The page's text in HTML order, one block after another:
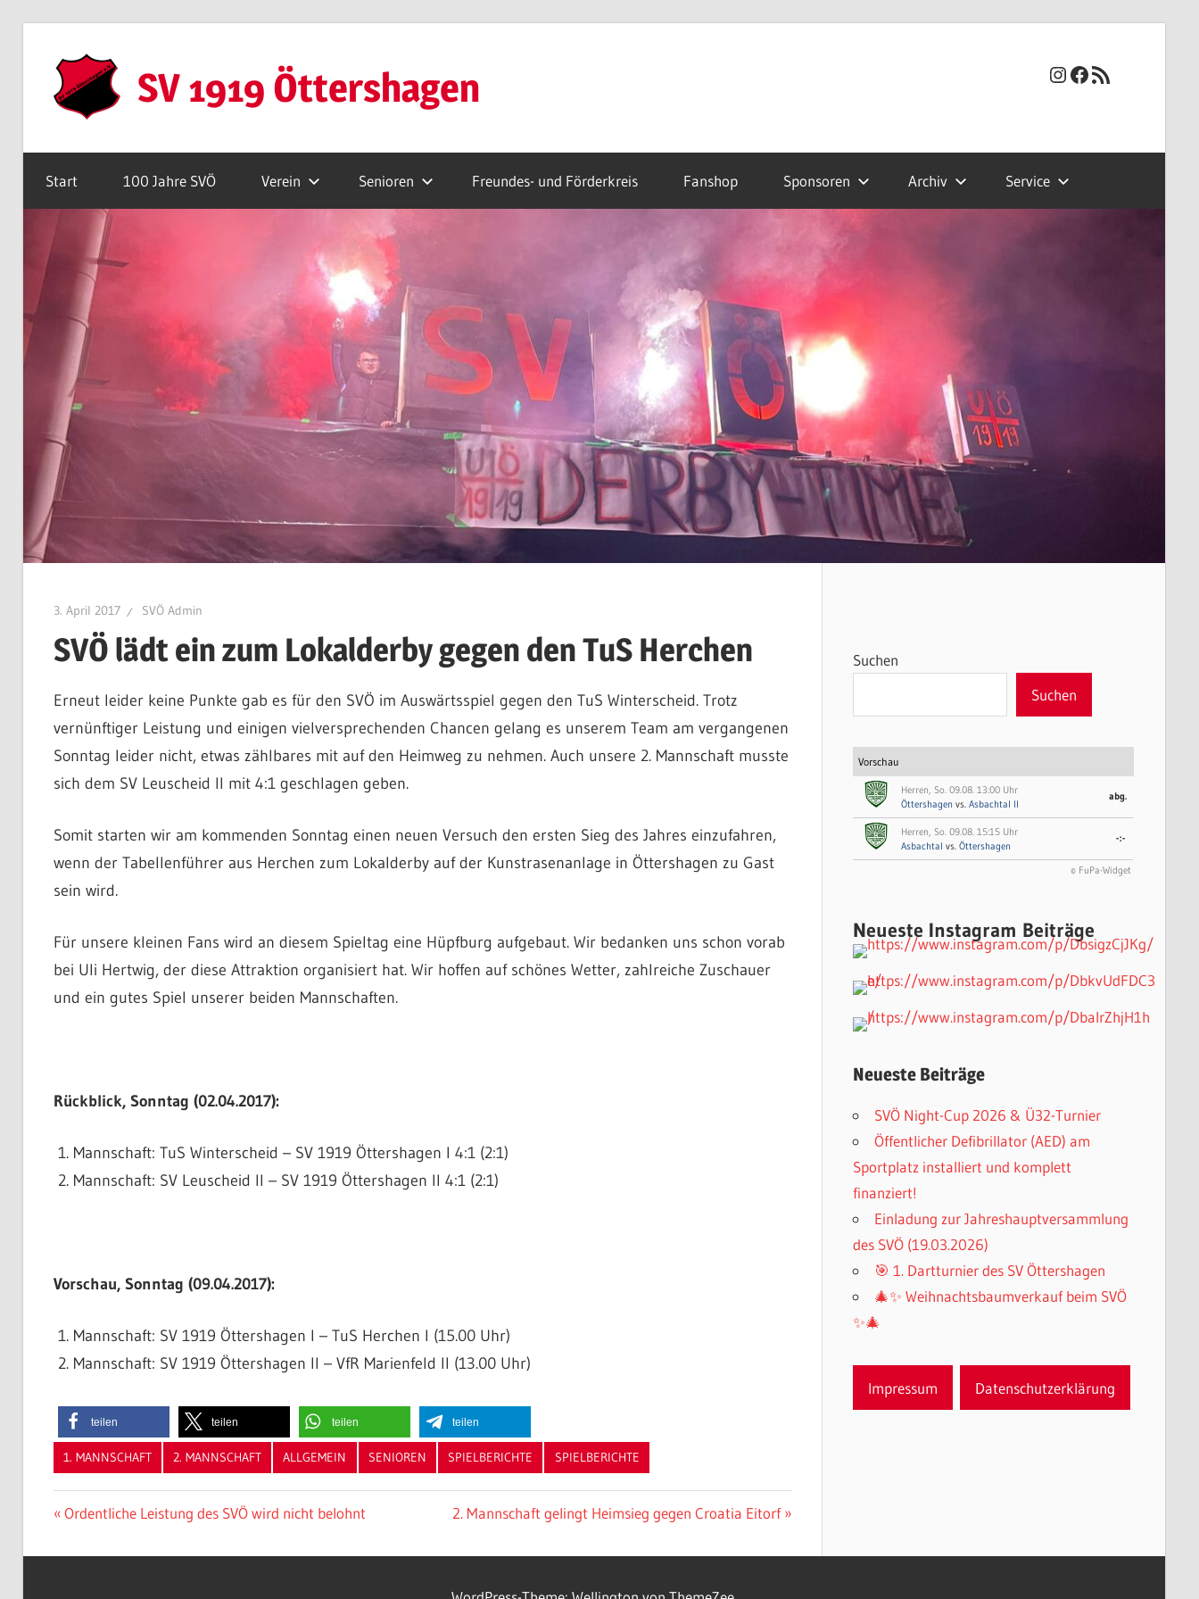
Inhalt
springen
SV 1919 Öttershagen Instagram
Facebook
RSS-Feed
Start 100 Jahre SVÖ Verein Senioren Freundes- und Förderkreis Fanshop Sponsoren Archiv Service
3. April 2017 SVÖ Admin
SVÖ lädt ein zum Lokalderby gegen den TuS Herchen
Erneut leider keine Punkte gab es für den SVÖ im Auswärtsspiel gegen den TuS Winterscheid. Trotz
vernünftiger Leistung und einigen vielversprechenden Chancen gelang es unserem Team am vergangenen
Sonntag leider nicht, etwas zählbares mit auf den Heimweg zu nehmen. Auch unsere 2. Mannschaft musste
sich dem SV Leuscheid II mit 4:1 geschlagen geben.
Somit starten wir am kommenden Sonntag einen neuen Versuch den ersten Sieg des Jahres einzufahren,
wenn der Tabellenführer aus Herchen zum Lokalderby auf der Kunstrasenanlage in Öttershagen zu Gast
sein wird.
Für unsere kleinen Fans wird an diesem Spieltag eine Hüpfburg aufgebaut. Wir bedanken uns schon vorab
bei Uli Hertwig, der diese Attraktion organisiert hat. Wir hoffen auf schönes Wetter, zahlreiche Zuschauer
und ein gutes Spiel unserer beiden Mannschaften.
Rückblick, Sonntag (02.04.2017):
Mannschaft: TuS Winterscheid – SV 1919 Öttershagen I 4:1 (2:1)
Mannschaft: SV Leuscheid II – SV 1919 Öttershagen II 4:1 (2:1)
Vorschau, Sonntag (09.04.2017):
Mannschaft: SV 1919 Öttershagen I – TuS Herchen I (15.00 Uhr)
Mannschaft: SV 1919 Öttershagen II – VfR Marienfeld II (13.00 Uhr)
teilen teilen teilen teilen
1. MANNSCHAFT 2. MANNSCHAFT ALLGEMEIN SENIOREN SPIELBERICHTE SPIELBERICHTE
Beitragsnavigation
Vorheriger
Ordentliche Leistung des SVÖ wird nicht belohnt
Nächster
2. Mannschaft gelingt Heimsieg gegen Croatia Eitorf
Suchen
Suchen
Vorschau
Herren, So. 09.08. 13:00 Uhr
Öttershagen vs. Asbachtal II
abg.
Herren, So. 09.08. 15:15 Uhr
Asbachtal vs. Öttershagen
-:-
© FuPa-Widget
Neueste Instagram Beiträge
Neueste Beiträge
SVÖ Night-Cup 2026 & Ü32-Turnier
Öffentlicher Defibrillator (AED) am
Sportplatz installiert und komplett
finanziert!
Einladung zur Jahreshauptversammlung
des SVÖ (19.03.2026)
🎯 1. Dartturnier des SV Öttershagen
🎄✨ Weihnachtsbaumverkauf beim SVÖ
✨🎄
Impressum Datenschutzerklärung